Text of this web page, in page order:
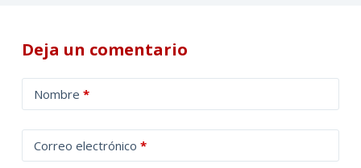
Deja un comentario
Nombre *
Correo electrónico *
l
t